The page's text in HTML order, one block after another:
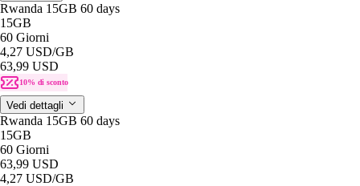
Rwanda 15GB 60 days
15GB
60 Giorni
4,27 USD/GB
63,99 USD
10% di sconto
Vedi dettagli
Rwanda 15GB 60 days
15GB
60 Giorni
63,99 USD
4,27 USD/GB